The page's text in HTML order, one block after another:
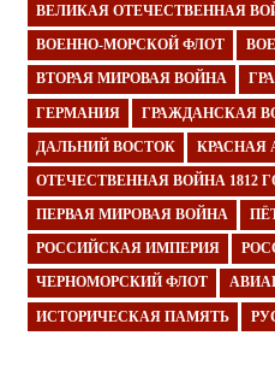
ВЕЛИКАЯ ОТЕЧЕСТВЕННАЯ
ВОЕННО-МОРСКОЙ ФЛОТ
ВТОРАЯ МИРОВАЯ ВОЙНА
ГЕРМАНИЯ ГРАЖДАНСКАЯ
ДАЛЬНИЙ ВОСТОК КРАСНАЯ
ОТЕЧЕСТВЕННАЯ ВОЙНА 1812
ПЕРВАЯ МИРОВАЯ ВОЙНА
РОССИЙСКАЯ ИМПЕРИЯ
ЧЕРНОМОРСКИЙ ФЛОТ
ИСТОРИЧЕСКАЯ ПАМЯТЬ